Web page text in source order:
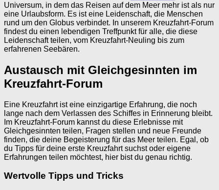
Universum, in dem das Reisen auf dem Meer mehr ist als nur
eine Urlaubsform. Es ist eine Leidenschaft, die Menschen
rund um den Globus verbindet. In unserem Kreuzfahrt-Forum
findest du einen lebendigen Treffpunkt für alle, die diese
Leidenschaft teilen, vom Kreuzfahrt-Neuling bis zum
erfahrenen Seebären.
Austausch mit Gleichgesinnten im
Kreuzfahrt-Forum
Eine Kreuzfahrt ist eine einzigartige Erfahrung, die noch
lange nach dem Verlassen des Schiffes in Erinnerung bleibt.
Im Kreuzfahrt-Forum kannst du diese Erlebnisse mit
Gleichgesinnten teilen, Fragen stellen und neue Freunde
finden, die deine Begeisterung für das Meer teilen. Egal, ob
du Tipps für deine erste Kreuzfahrt suchst oder eigene
Erfahrungen teilen möchtest, hier bist du genau richtig.
Wertvolle Tipps und Tricks